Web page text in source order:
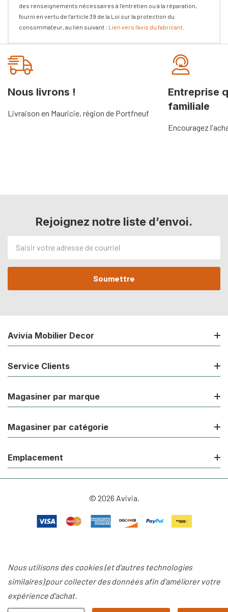
des renseignements nécessaires à l’entretien ou à la réparation,
fourni en vertu de l’article 39 de la Loi sur la protection du
consommateur, au lien suivant : Lien vers l'avis du fabricant
Onglet
personnalisé
Nous livrons !
Livraison en Mauricie, région de Portfneuf
Entreprise
familiale
Encouragez
Rejoignez notre liste d’envoi.
de
courriel
Avivia Mobilier Decor
Service Clients
Magasiner par marque
Magasiner par catégorie
Emplacement
© 2026 Avivia.
Nous utilisons des cookies (et d'autres technologies
similaires) pour collecter des données afin d'améliorer votre
expérience d'achat.